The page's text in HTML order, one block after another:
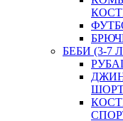
БЕБИ (3-7